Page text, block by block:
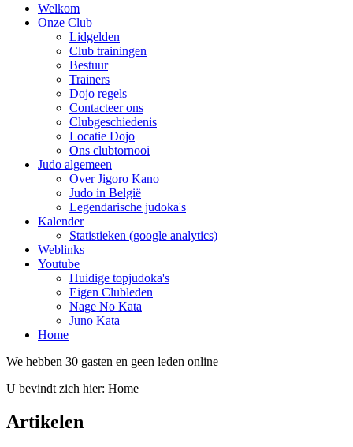
Welkom
Onze Club
Lidgelden
Club trainingen
Bestuur
Trainers
Dojo regels
Contacteer ons
Clubgeschiedenis
Locatie Dojo
Ons clubtornooi
Judo algemeen
Over Jigoro Kano
Judo in België
Legendarische judoka's
Kalender
Statistieken (google analytics)
Weblinks
Youtube
Huidige topjudoka's
Eigen Clubleden
Nage No Kata
Juno Kata
Home
We hebben 30 gasten en geen leden online
U bevindt zich hier: Home
Artikelen